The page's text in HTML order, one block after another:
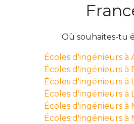
Où souhaites-tu
Écoles d'ingénieurs à
Écoles d'ingénieurs à
Écoles d'ingénieurs à
Écoles d'ingénieurs à
Écoles d'ingénieurs à
Écoles d'ingénieurs à